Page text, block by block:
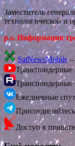
Заместитель
технологической и
p.s. Информация
SatNewsMobile—
Транспондерные
Транспондерные
Ежедневные
Доступ в